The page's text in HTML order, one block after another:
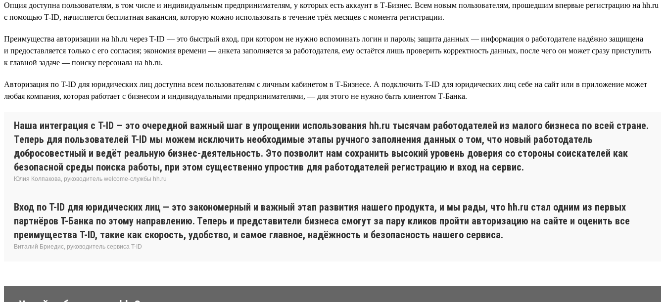
Опция доступна пользователям, в том числе и индивидуальным предпринимателям, у которых есть аккаунт в Т-Бизнес. Всем новым пользователям, прошедшим впервые регистрацию на hh.ru
с помощью T-ID, начисляется бесплатная вакансия, которую можно использовать в течение трёх месяцев с момента регистрации.
Преимущества авторизации на hh.ru через T-ID — это быстрый вход, при котором не нужно вспоминать логин и пароль; защита данных — информация о работодателе надёжно защищена
и предоставляется только с его согласия; экономия времени — анкета заполняется за работодателя, ему остаётся лишь проверить корректность данных, после чего он может сразу приступить
к главной задаче — поиску персонала на hh.ru.
Авторизация по T-ID для юридических лиц доступна всем пользователям с личным кабинетом в Т-Бизнесе. А подключить T-ID для юридических лиц себе на сайт или в приложение может
любая компания, которая работает с бизнесом и индивидуальными предпринимателями, — для этого не нужно быть клиентом Т-Банка.
Наша интеграция с T-ID — это очередной важный шаг в упрощении использования hh.ru тысячам работодателей из малого бизнеса по всей стране.
Теперь для пользователей T-ID мы можем исключить необходимые этапы ручного заполнения данных о том, что новый работодатель
добросовестный и ведёт реальную бизнес-деятельность. Это позволит нам сохранить высокий уровень доверия со стороны соискателей как
безопасной среды поиска работы, при этом существенно упростив для работодателей регистрацию и вход на сервис.
Юлия Колпакова, руководитель welcome-службы hh.ru
Вход по T-ID для юридических лиц — это закономерный и важный этап развития нашего продукта, и мы рады, что hh.ru стал одним из первых
партнёров Т-Банка по этому направлению. Теперь и представители бизнеса смогут за пару кликов пройти авторизацию на сайте и оценить все
преимущества T-ID, такие как скорость, удобство, и самое главное, надёжность и безопасность нашего сервиса.
Виталий Бриедис, руководитель сервиса T-ID